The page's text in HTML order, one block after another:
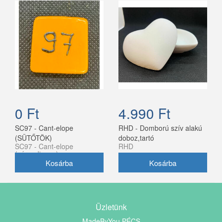
0 Ft
SC97 - Cant-elope
(SÜTŐTÖK)
SC97 - Cant-elope
(sárgadinnye)
4.990 Ft
RHD - Domború szív alakú
doboz,tartó
RHD
Üzletünk